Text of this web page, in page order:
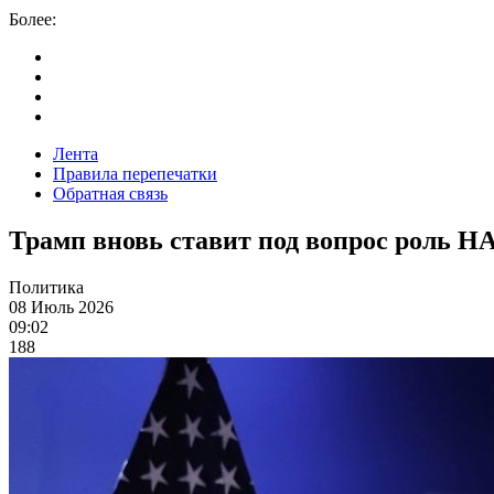
Более:
Лента
Правила перепечатки
Обратная связь
Трамп вновь ставит под вопрос роль
Политика
08 Июль 2026
09:02
188